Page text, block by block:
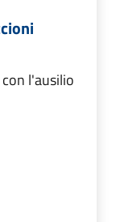
l'ausilio